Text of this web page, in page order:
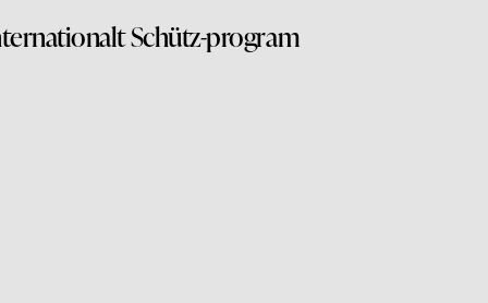
Schütz-program